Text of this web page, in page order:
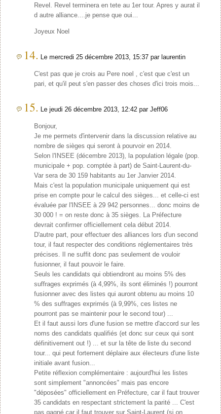
Revel. Revel terminera en tete au 1er tour. Apres y aurat il
d autre alliance....je pense que oui...
Joyeux Noel
14. Le mercredi 25 décembre 2013, 15:37 par laurentin
C'est pas que je crois au Pere noel , c'est que c'est un
pari, et qu'il peut s'en passer des choses d'ici trois mois...
15. Le jeudi 26 décembre 2013, 12:42 par Jeff06
Bonjour,
Je me permets d'intervenir dans la discussion relative au
nombre de sièges qui seront à pourvoir en 2014.
Selon l'INSEE (décembre 2013), la population légale (pop.
municipale + pop. comptée à part) de Saint-Laurent-du-
Var sera de 30 159 habitants au 1er Janvier 2014.
Mais c'est la population municipale uniquement qui est
prise en compte pour le calcul des sièges... et celle-ci est
évaluée par l'INSEE à 29 942 personnes... donc moins de
30 000 ! = on reste donc à 35 sièges. La Préfecture
devrait confirmer officiellement cela début 2014.
D'autre part, pour effectuer des alliances lors d'un second
tour, il faut respecter des conditions réglementaires très
précises. Il ne suffit donc pas seulement de vouloir
fusionner, il faut pouvoir le faire.
Seuls les candidats qui obtiendront au moins 5% des
suffrages exprimés (à 4,99%, ils sont éliminés !) pourront
fusionner avec des listes qui auront obtenu au moins 10
% des suffrages exprimés (à 9,99%, ces listes ne
pourront pas se maintenir pour le second tour) ...
Et il faut aussi lors d'une fusion se mettre d'accord sur les
noms des candidats qualifiés (et donc sur ceux qui sont
définitivement out !) ... et sur la tête de liste du second
tour... qui peut fortement déplaire aux électeurs d'une liste
initiale avant fusion...
Petite réflexion complémentaire : aujourd'hui les listes
sont simplement "annoncées" mais pas encore
"déposées" officiellement en Préfecture, car il faut trouver
35 candidats en respectant strictement la parité ... C'est
pas gagné car il faut trouver sur Saint-Laurent (si on